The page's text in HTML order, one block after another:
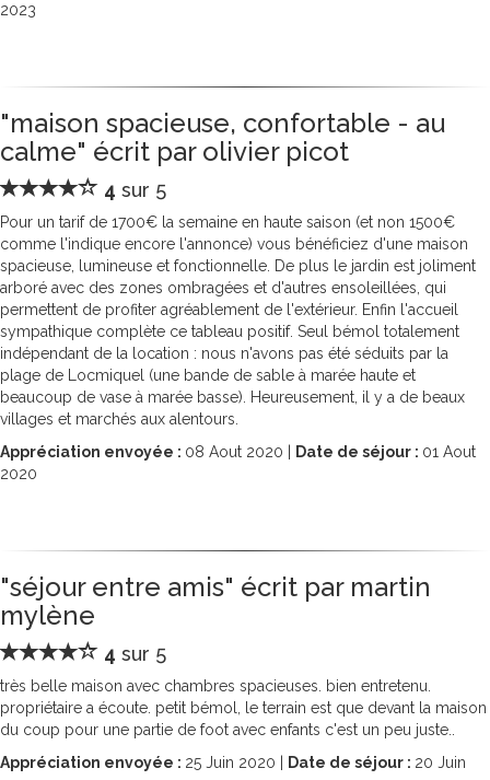
2023
"maison spacieuse, confortable - au
calme" écrit par olivier picot
4 sur 5
Pour un tarif de 1700€ la semaine en haute saison (et non 1500€
comme l'indique encore l'annonce) vous bénéficiez d'une maison
spacieuse, lumineuse et fonctionnelle. De plus le jardin est joliment
arboré avec des zones ombragées et d'autres ensoleillées, qui
permettent de profiter agréablement de l'extérieur. Enfin l'accueil
sympathique complète ce tableau positif. Seul bémol totalement
indépendant de la location : nous n'avons pas été séduits par la
plage de Locmiquel (une bande de sable à marée haute et
beaucoup de vase à marée basse). Heureusement, il y a de beaux
villages et marchés aux alentours.
Appréciation envoyée : 08 Aout 2020 | Date de séjour : 01 Aout
2020
"séjour entre amis" écrit par martin
mylène
4 sur 5
très belle maison avec chambres spacieuses. bien entretenu.
propriétaire a écoute. petit bémol, le terrain est que devant la maison
du coup pour une partie de foot avec enfants c'est un peu juste..
Appréciation envoyée : 25 Juin 2020 | Date de séjour : 20 Juin